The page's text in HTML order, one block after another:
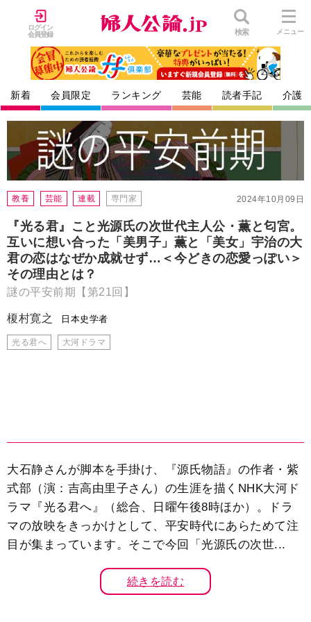
ログイン
会員登録
検索 メニュー
新着 会員限定 ランキング 芸能 読者手記 介護
2024年10月09日
教養 芸能 連載 専門家
『光る君』こと光源氏の次世代主人公・薫と匂宮。
互いに想い合った「美男子」薫と「美女」宇治の大
君の恋はなぜか成就せず…＜今どきの恋愛っぽい＞
その理由とは？
謎の平安前期【第21回】
榎村寛之 日本史学者
光る君へ 大河ドラマ
大石静さんが脚本を手掛け、『源氏物語』の作者・紫
式部（演：吉高由里子さん）の生涯を描くNHK大河ド
ラマ『光る君へ』（総合、日曜午後8時ほか）。ドラ
マの放映をきっかけとして、平安時代にあらためて注
目が集まっています。そこで今回「光源氏の次世...
続きを読む